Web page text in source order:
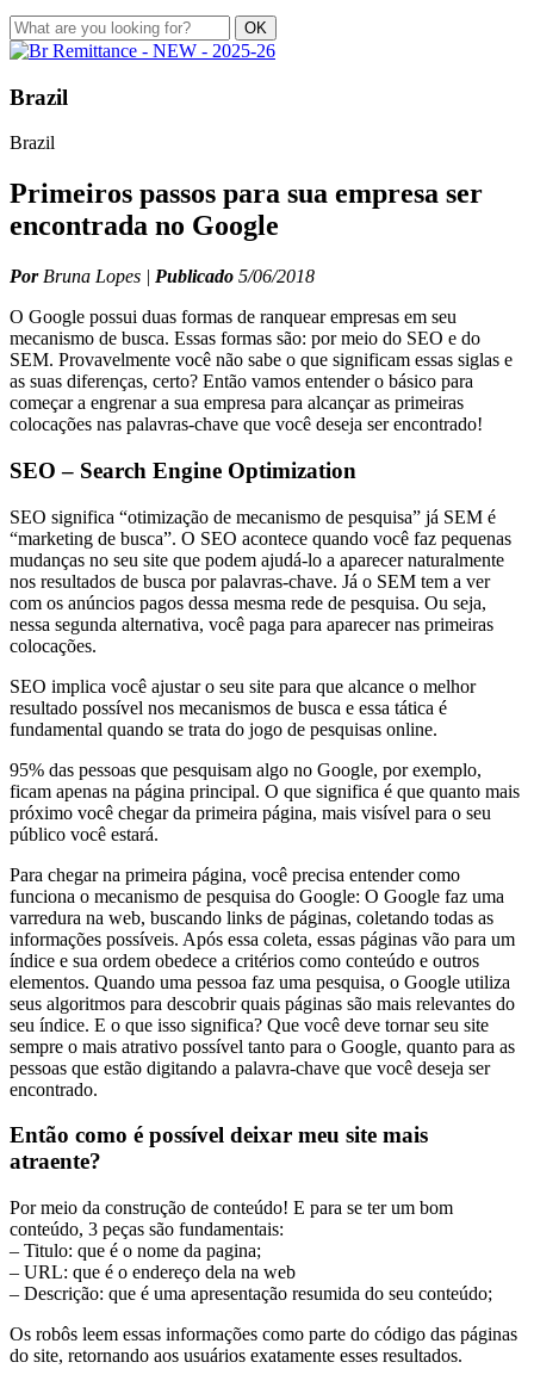
Brazil
Brazil
Primeiros passos para sua empresa ser
encontrada no Google
PorBruna Lopes | Publicado 5/06/2018
O Google possui duas formas de ranquear empresas em seu
mecanismo de busca. Essas formas são: por meio do SEO e do
SEM. Provavelmente você não sabe o que significam essas siglas e
as suas diferenças, certo? Então vamos entender o básico para
começar a engrenar a sua empresa para alcançar as primeiras
colocações nas palavras-chave que você deseja ser encontrado!
SEO – Search Engine Optimization
SEO significa “otimização de mecanismo de pesquisa” já SEM é
“marketing de busca”. O SEO acontece quando você faz pequenas
mudanças no seu site que podem ajudá-lo a aparecer naturalmente
nos resultados de busca por palavras-chave. Já o SEM tem a ver
com os anúncios pagos dessa mesma rede de pesquisa. Ou seja,
nessa segunda alternativa, você paga para aparecer nas primeiras
colocações.
SEO implica você ajustar o seu site para que alcance o melhor
resultado possível nos mecanismos de busca e essa tática é
fundamental quando se trata do jogo de pesquisas online.
95% das pessoas que pesquisam algo no Google, por exemplo,
ficam apenas na página principal. O que significa é que quanto mais
próximo você chegar da primeira página, mais visível para o seu
público você estará.
Para chegar na primeira página, você precisa entender como
funciona o mecanismo de pesquisa do Google: O Google faz uma
varredura na web, buscando links de páginas, coletando todas as
informações possíveis. Após essa coleta, essas páginas vão para um
índice e sua ordem obedece a critérios como conteúdo e outros
elementos. Quando uma pessoa faz uma pesquisa, o Google utiliza
seus algoritmos para descobrir quais páginas são mais relevantes do
seu índice. E o que isso significa? Que você deve tornar seu site
sempre o mais atrativo possível tanto para o Google, quanto para as
pessoas que estão digitando a palavra-chave que você deseja ser
encontrado.
Então como é possível deixar meu site mais
atraente?
Por meio da construção de conteúdo! E para se ter um bom
conteúdo, 3 peças são fundamentais:
– Titulo: que é o nome da pagina;
– URL: que é o endereço dela na web
– Descrição: que é uma apresentação resumida do seu conteúdo;
Os robôs leem essas informações como parte do código das páginas
do site, retornando aos usuários exatamente esses resultados.